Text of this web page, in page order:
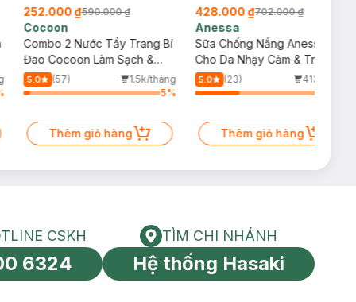
252.000 ₫590.000 ₫
Cocoon
Combo 2 Nước Tẩy Trang Bí
Đao Cocoon Làm Sạch &
Giảm Dầu 500ml
5.0 (57)
1.5k/tháng
5%
Thêm giỏ hàng
428.000 ₫702.000 ₫
Anessa
Sữa Chống Nắng Anessa
Cho Da Nhạy Cảm & Trẻ Em
60ml (Mới)
5.0 (23)
413/tháng
Thêm giỏ hàng
toàn cầu
HOTLINE CSKH
CSKH
6324
Tìm chi nhánh
TÌM CHI NHÁNH
Hệ thống Hasaki